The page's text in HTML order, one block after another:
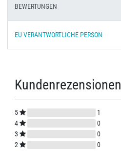
BEWERTUNGEN
EU VERANTWORTLICHE PERSON
Kundenrezensionen
5
1
4
0
3
0
2
0